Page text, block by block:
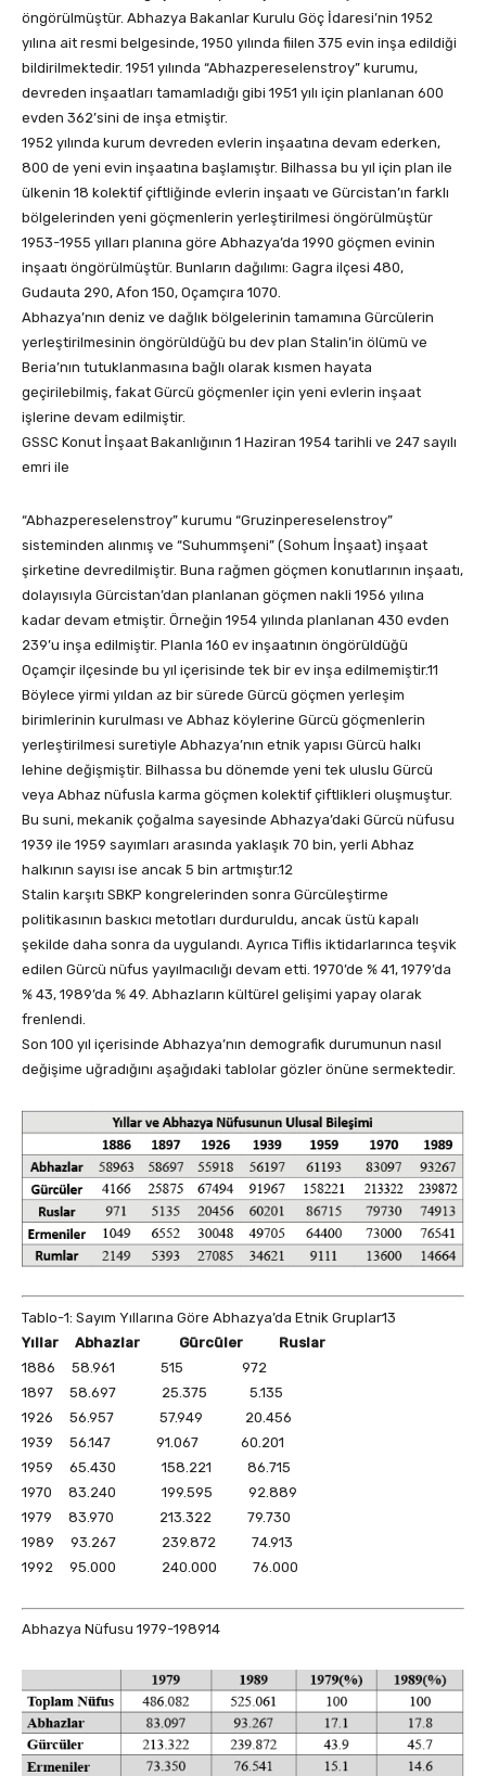
öngörülmüştür. Abhazya Bakanlar Kurulu Göç İdaresi’nin 1952
yılına ait resmi belgesinde, 1950 yılında fiilen 375 evin inşa edildiği
bildirilmektedir. 1951 yılında “Abhazpereselenstroy” kurumu,
devreden inşaatları tamamladığı gibi 1951 yılı için planlanan 600
evden 362’sini de inşa etmiştir.
1952 yılında kurum devreden evlerin inşaatına devam ederken,
800 de yeni evin inşaatına başlamıştır. Bilhassa bu yıl için plan ile
ülkenin 18 kolektif çiftliğinde evlerin inşaatı ve Gürcistan’ın farklı
bölgelerinden yeni göçmenlerin yerleştirilmesi öngörülmüştür
1953-1955 yılları planına göre Abhazya’da 1990 göçmen evinin
inşaatı öngörülmüştür. Bunların dağılımı: Gagra ilçesi 480,
Gudauta 290, Afon 150, Oçamçıra 1070.
Abhazya’nın deniz ve dağlık bölgelerinin tamamına Gürcülerin
yerleştirilmesinin öngörüldüğü bu dev plan Stalin’in ölümü ve
Beria’nın tutuklanmasına bağlı olarak kısmen hayata
geçirilebilmiş, fakat Gürcü göçmenler için yeni evlerin inşaat
işlerine devam edilmiştir.
GSSC Konut İnşaat Bakanlığının 1 Haziran 1954 tarihli ve 247 sayılı
emri ile
“Abhazpereselenstroy” kurumu “Gruzinpereselenstroy”
sisteminden alınmış ve “Suhummşeni” (Sohum İnşaat) inşaat
şirketine devredilmiştir. Buna rağmen göçmen konutlarının inşaatı,
dolayısıyla Gürcistan’dan planlanan göçmen nakli 1956 yılına
kadar devam etmiştir. Örneğin 1954 yılında planlanan 430 evden
239’u inşa edilmiştir. Planla 160 ev inşaatının öngörüldüğü
Oçamçir ilçesinde bu yıl içerisinde tek bir ev inşa edilmemiştir.11
Böylece yirmi yıldan az bir sürede Gürcü göçmen yerleşim
birimlerinin kurulması ve Abhaz köylerine Gürcü göçmenlerin
yerleştirilmesi suretiyle Abhazya’nın etnik yapısı Gürcü halkı
lehine değişmiştir. Bilhassa bu dönemde yeni tek uluslu Gürcü
veya Abhaz nüfusla karma göçmen kolektif çiftlikleri oluşmuştur.
Bu suni, mekanik çoğalma sayesinde Abhazya’daki Gürcü nüfusu
1939 ile 1959 sayımları arasında yaklaşık 70 bin, yerli Abhaz
halkının sayısı ise ancak 5 bin artmıştır.12
Stalin karşıtı SBKP kongrelerinden sonra Gürcüleştirme
politikasının baskıcı metotları durduruldu, ancak üstü kapalı
şekilde daha sonra da uygulandı. Ayrıca Tiflis iktidarlarınca teşvik
edilen Gürcü nüfus yayılmacılığı devam etti. 1970’de % 41, 1979’da
% 43, 1989’da % 49. Abhazların kültürel gelişimi yapay olarak
frenlendi.
Son 100 yıl içerisinde Abhazya’nın demografik durumunun nasıl
değişime uğradığını aşağıdaki tablolar gözler önüne sermektedir.
Tablo-1: Sayım Yıllarına Göre Abhazya’da Etnik Gruplar13
Yıllar Abhazlar Gürcüler Ruslar
1886 58.961 515 972
1897 58.697 25.375 5.135
1926 56.957 57.949 20.456
1939 56.147 91.067 60.201
1959 65.430 158.221 86.715
1970 83.240 199.595 92.889
1979 83.970 213.322 79.730
1989 93.267 239.872 74.913
1992 95.000 240.000 76.000
Abhazya Nüfusu 1979-198914